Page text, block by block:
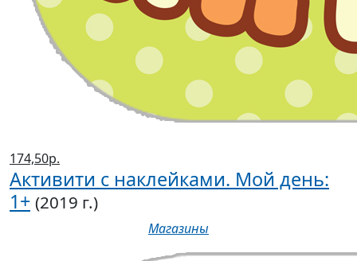
174,50р.
Активити с наклейками. Мой день:
1+ (2019 г.)
Магазины